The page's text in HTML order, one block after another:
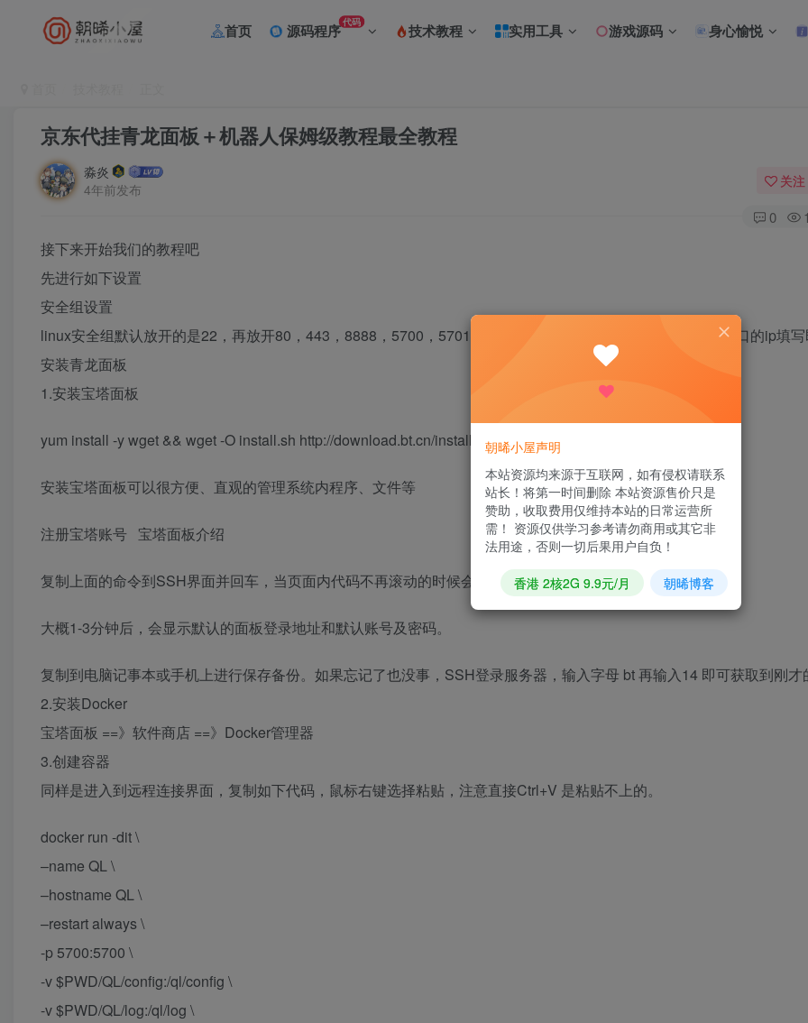
首页 源码程序代码 技术教程 实用工具 游戏源码 身心愉悦
京东代挂青龙面板＋机器人保姆级教程最全教程
淼炎
4年前发布
关注
0
接下来开始我们的教程吧
先进行如下设置
安全组设置
linux安全组默认放开的是22，再放开80，443，8888，5700，5701，8080，IP限制填写 0.0.0.0/0，参照22端口的ip填
安装青龙面板
1.安装宝塔面板
yum install -y wget && wget -O install.sh http://download.bt.cn/install/install_6.0.sh && sh install.sh
安装宝塔面板可以很方便、直观的管理系统内程序、文件等
注册宝塔账号 宝塔面板介绍
复制上面的命令到SSH界面并回车，当页面内代码不再滚动的时候会显示[y/n]，输入 y 继续安装。
大概1-3分钟后，会显示默认的面板登录地址和默认账号及密码。
复制到电脑记事本或手机上进行保存备份。如果忘记了也没事，SSH登录服务器，输入字母 bt 再输入14 即可获取到刚才
2.安装Docker
宝塔面板 ==》软件商店 ==》Docker管理器
3.创建容器
同样是进入到远程连接界面，复制如下代码，鼠标右键选择粘贴，注意直接Ctrl+V 是粘贴不上的。
docker run -dit \
–name QL \
–hostname QL \
–restart always \
-p 5700:5700 \
-v $PWD/QL/config:/ql/config \
-v $PWD/QL/log:/ql/log \
朝晞小屋声明
本站资源均来源于互联网，如有侵权请联系
站长！将第一时间删除 本站资源售价只是
赞助，收取费用仅维持本站的日常运营所
需！ 资源仅供学习参考请勿商用或其它非
法用途，否则一切后果用户自负！
香港 2核2G 9.9元/月 朝晞博客